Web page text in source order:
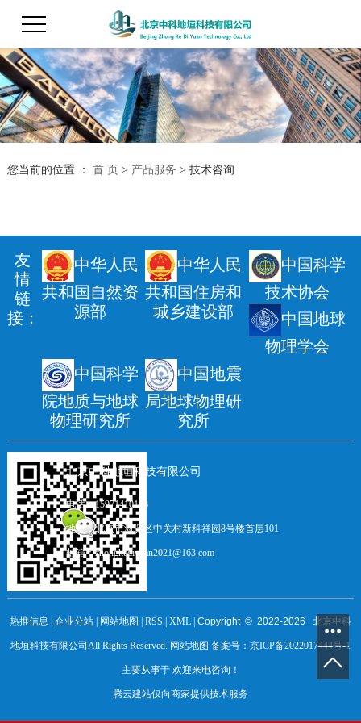
您当前的位置 ： 首 页 > 产品服务 > 技术咨询
友
情
链
接：
中华人民
共和国自然资
源部
中华人民
共和国住房和
城乡建设部
中国科学
技术协会
中国地球
物理学会
中国科学
院地质与地球
物理研究所
中国地震
局地球物理研
究所
北京中科地垣科技有限公司
电话：15971410188
地址：北京市海淀区中关村新科祥园8号楼首层101
邮箱：zhongkediyuan2021@163.com
热推信息 企业分站 网站地图 RSS XML Copyright © 2022-2026 北京中科
地垣科技有限公司All Rights Reserved. 网站地图 备案号： 京ICP备2022017444号-1
主要从事于 欢迎来电咨询！
腾云建站仅向商家提供技术服务